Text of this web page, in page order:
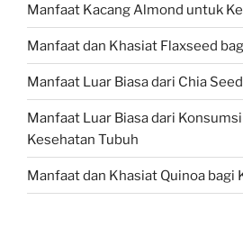
Manfaat Kacang Almond untuk
Manfaat dan Khasiat Flaxseed
Manfaat Luar Biasa dari Chia
Manfaat Luar Biasa dari
Kesehatan Tubuh
Manfaat dan Khasiat Quinoa bagi